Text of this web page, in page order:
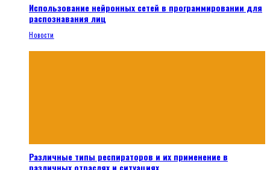
Использование нейронных сетей в программировании для
распознавания лиц
Новости
Различные типы респираторов и их применение в
различных отраслях и ситуациях